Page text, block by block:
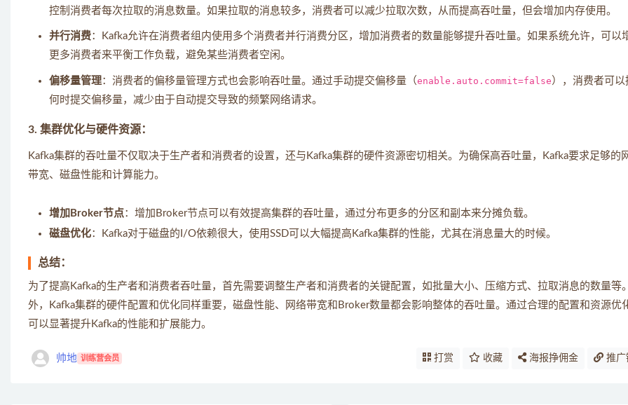
控制消费者每次拉取的消息数量。如果拉取的消息较多，消费者可以减少拉取次数，从而提高吞吐量，但会增加内存使用。
并行消费：Kafka允许在消费者组内使用多个消费者并行消费分区，增加消费者的数量能够提升吞吐量。如果系统允许，可以
更多消费者来平衡工作负载，避免某些消费者空闲。
偏移量管理：消费者的偏移量管理方式也会影响吞吐量。通过手动提交偏移量（enable.auto.commit=false），消费者可以
何时提交偏移量，减少由于自动提交导致的频繁网络请求。
3. 集群优化与硬件资源：
Kafka集群的吞吐量不仅取决于生产者和消费者的设置，还与Kafka集群的硬件资源密切相关。为确保高吞吐量，Kafka要求足够的
带宽、磁盘性能和计算能力。
增加Broker节点：增加Broker节点可以有效提高集群的吞吐量，通过分布更多的分区和副本来分摊负载。
磁盘优化：Kafka对于磁盘的I/O依赖很大，使用SSD可以大幅提高Kafka集群的性能，尤其在消息量大的时候。
总结：
为了提高Kafka的生产者和消费者吞吐量，首先需要调整生产者和消费者的关键配置，如批量大小、压缩方式、拉取消息的数量等
外，Kafka集群的硬件配置和优化同样重要，磁盘性能、网络带宽和Broker数量都会影响整体的吞吐量。通过合理的配置和资源优
可以显著提升Kafka的性能和扩展能力。
帅地 训练营会员 打赏 收藏 海报挣佣金 推广